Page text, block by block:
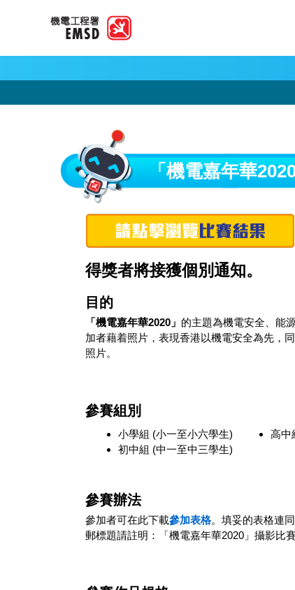
「機電嘉年華
得獎者將接獲個別通知。
目的
「機電嘉年華2020」 的主題為機電安全、能
加者藉着照片，表現香港以機電安全為先，
照片。
參賽組別
小學組 (小一至小六學生)
初中組 (中一至中三學生)
高中
參賽辦法
參加者可在此下載參加表格。填妥的表格連
郵標題請註明：「機電嘉年華2020」攝影比賽